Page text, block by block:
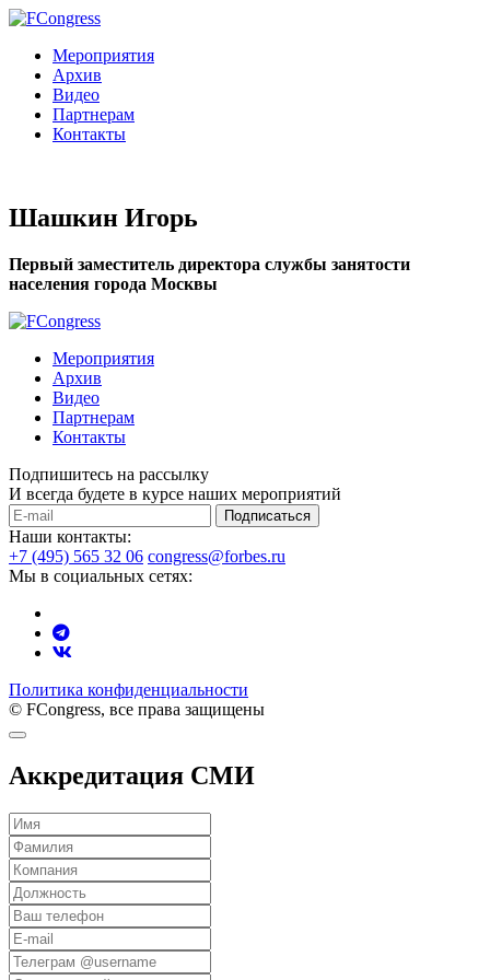
Мероприятия
Архив
Видео
Партнерам
Контакты
Шашкин Игорь
Первый заместитель директора службы занятости
населения города Москвы
Мероприятия
Архив
Видео
Партнерам
Контакты
Подпишитесь на рассылку
И всегда будете в курсе наших мероприятий
Подписаться
Наши контакты:
+7 (495) 565 32 06 congress@forbes.ru
Мы в социальных сетях:
Политика конфиденциальности
© FCongress, все права защищены
Аккредитация СМИ